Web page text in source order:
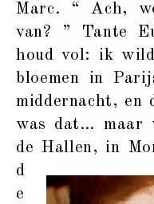
Marc. “ Ach,
van? ” Tante
houd vol: ik
bloemen in
middernacht, en
was dat… maar
de Hallen, in
d
e